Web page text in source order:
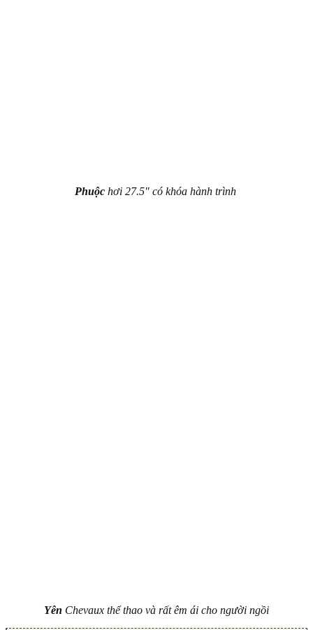
Phuộchơi 27.5″ có khóa hành trình
Yên Chevaux thể thao và rất êm ái cho người ngồi